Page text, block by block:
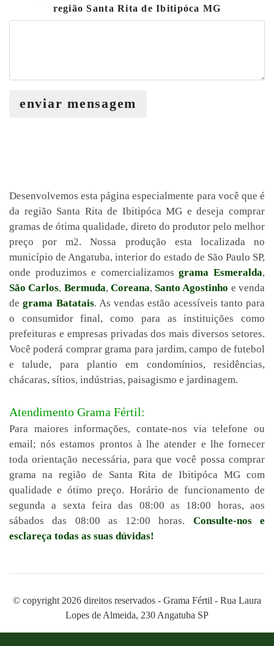
região Santa Rita de Ibitipóca MG
enviar mensagem
Desenvolvemos esta página especialmente para você que é
da região Santa Rita de Ibitipóca MG e deseja comprar
gramas de ótima qualidade, direto do produtor pelo melhor
preço por m2. Nossa produção esta localizada no
município de Angatuba, interior do estado de São Paulo SP,
onde produzimos e comercializamosgrama Esmeralda,
São Carlos, Bermuda, Coreana,Santo Agostinho e venda
degrama Batatais. As vendas estão acessíveis tanto para
o consumidor final, como para as instituições como
prefeituras e empresas privadas dos mais diversos setores.
Você poderá comprar grama para jardim, campo de futebol
e talude, para plantio em condomínios, residências,
chácaras, sítios, indústrias, paisagismo e jardinagem.
Atendimento Grama Fértil:
Para maiores informações, contate-nos via telefone ou
email; nós estamos prontos à lhe atender e lhe fornecer
toda orientação necessária, para que você possa comprar
grama na região de Santa Rita de Ibitipóca MG com
qualidade e ótimo preço. Horário de funcionamento de
segunda a sexta feira das 08:00 as 18:00 horas, aos
sábados das 08:00 as 12:00 horas. Consulte-nos e
esclareça todas as suas dúvidas!
© copyright 2026 direitos reservados - Grama Fértil - Rua Laura
Lopes de Almeida, 230 Angatuba SP